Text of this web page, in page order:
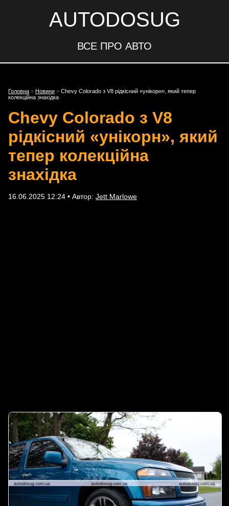
AUTODOSUG
ВСЕ ПРО АВТО
Головна » Новини » Chevy Colorado з V8 рідкісний «унікорн», який тепер
колекційна знахідка
Chevy Colorado з V8
рідкісний «унікорн», який
тепер колекційна
знахідка
16.06.2025 12:24 • Автор: Jett Marlowe